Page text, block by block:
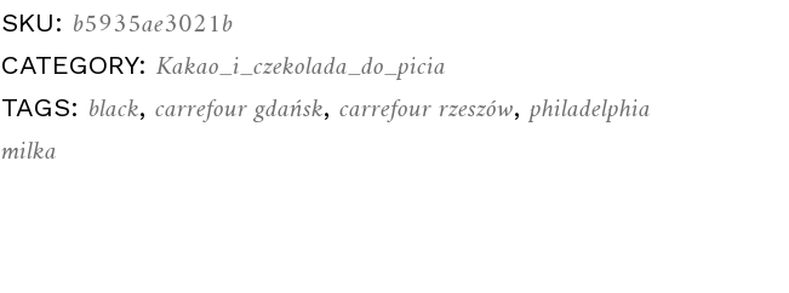
SKU: b5935ae3021b
CATEGORY:Kakao_i_czekolada_do_picia
TAGS: black,carrefour gdańsk,carrefour rzeszów,philadelphia
milka